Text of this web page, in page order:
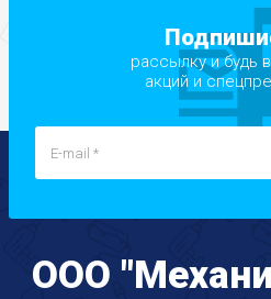
рассылку и будь
акций и
ООО